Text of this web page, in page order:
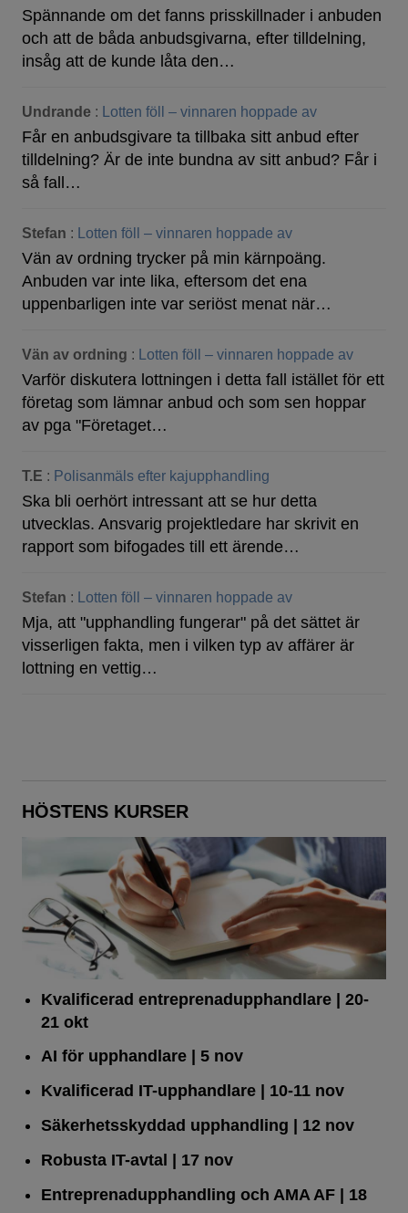
Spännande om det fanns prisskillnader i anbuden
och att de båda anbudsgivarna, efter tilldelning,
insåg att de kunde låta den…
Undrande : Lotten föll – vinnaren hoppade av
Får en anbudsgivare ta tillbaka sitt anbud efter
tilldelning? Är de inte bundna av sitt anbud? Får i
så fall…
Stefan : Lotten föll – vinnaren hoppade av
Vän av ordning trycker på min kärnpoäng.
Anbuden var inte lika, eftersom det ena
uppenbarligen inte var seriöst menat när…
Vän av ordning : Lotten föll – vinnaren hoppade av
Varför diskutera lottningen i detta fall istället för ett
företag som lämnar anbud och som sen hoppar
av pga "Företaget…
T.E : Polisanmäls efter kajupphandling
Ska bli oerhört intressant att se hur detta
utvecklas. Ansvarig projektledare har skrivit en
rapport som bifogades till ett ärende…
Stefan : Lotten föll – vinnaren hoppade av
Mja, att "upphandling fungerar" på det sättet är
visserligen fakta, men i vilken typ av affärer är
lottning en vettig…
HÖSTENS KURSER
Kvalificerad entreprenad­upphandlare | 20-
21 okt
AI för upphandlare| 5 nov
Kvalificerad IT-upphandlare| 10-11 nov
Säkerhetsskyddad upphandling | 12 nov
Robusta IT-avtal | 17 nov
Entreprenadupphandling och AMA AF| 18